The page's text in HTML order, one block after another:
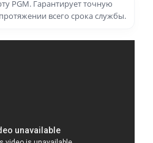
PGM. Гарантирует точную
всего срока службы.